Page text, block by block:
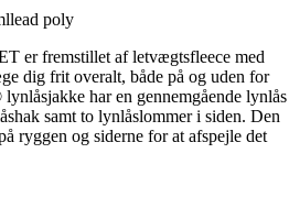
poly
er fremstillet af letvægtsfleece med
dig frit overalt, både på og uden for
har en gennemgående lynlås
samt to lynlåslommer i siden. Den
ryggen og siderne for at afspejle det